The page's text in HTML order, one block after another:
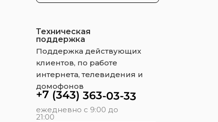
Техническая
поддержка
+7 (343) 363-03-33
ежедневно с 9:00 до
21:00
Поддержка действующих
клиентов, по работе
интернета, телевидения и
домофонов